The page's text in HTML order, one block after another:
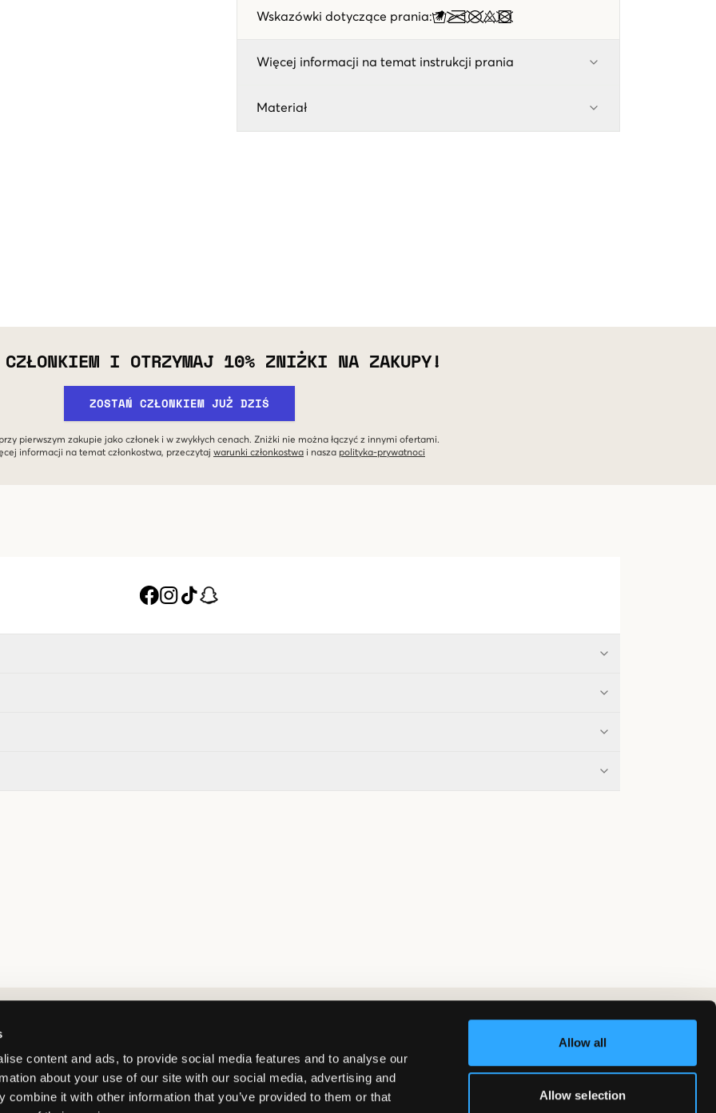
content and ads, to provide social media features and to analyse our
about your use of our site with our social media, advertising and
combine it with other information that you’ve provided to them or that
Allow all
Allow selection
Wskazówki dotyczące prania:
Więcej informacji na temat instrukcji prania
Materiał
CZŁONKIEM I OTRZYMAJ 10% ZNIŻKI NA ZAKUPY!
ZOSTAŃ CZŁONKIEM JUŻ DZIŚ
pierwszym zakupie jako członek i w zwykłych cenach. Zniżki nie można łączyć z innymi ofertami.
informacji na temat członkostwa, przeczytaj warunki członkostwa i nasza polityka-prywatnoci